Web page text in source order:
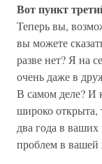
Вот пункт
Теперь вы,
вы можете
разве нет? Я на
очень даже в
В самом деле? И
широко открыта,
два года в ваших
проблем в